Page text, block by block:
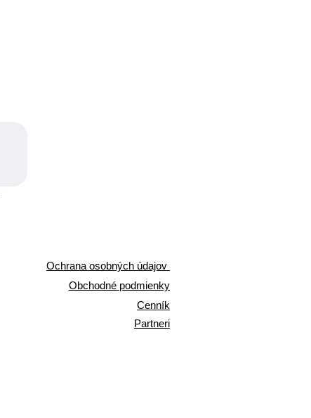
Ochrana osobných údajov
Obchodné podmienky
Cenník
Partneri